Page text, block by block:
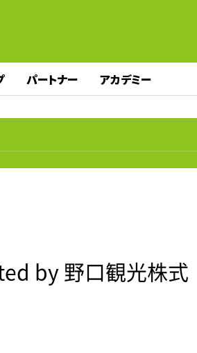
パートナー アカデミー
by 野口観光株式